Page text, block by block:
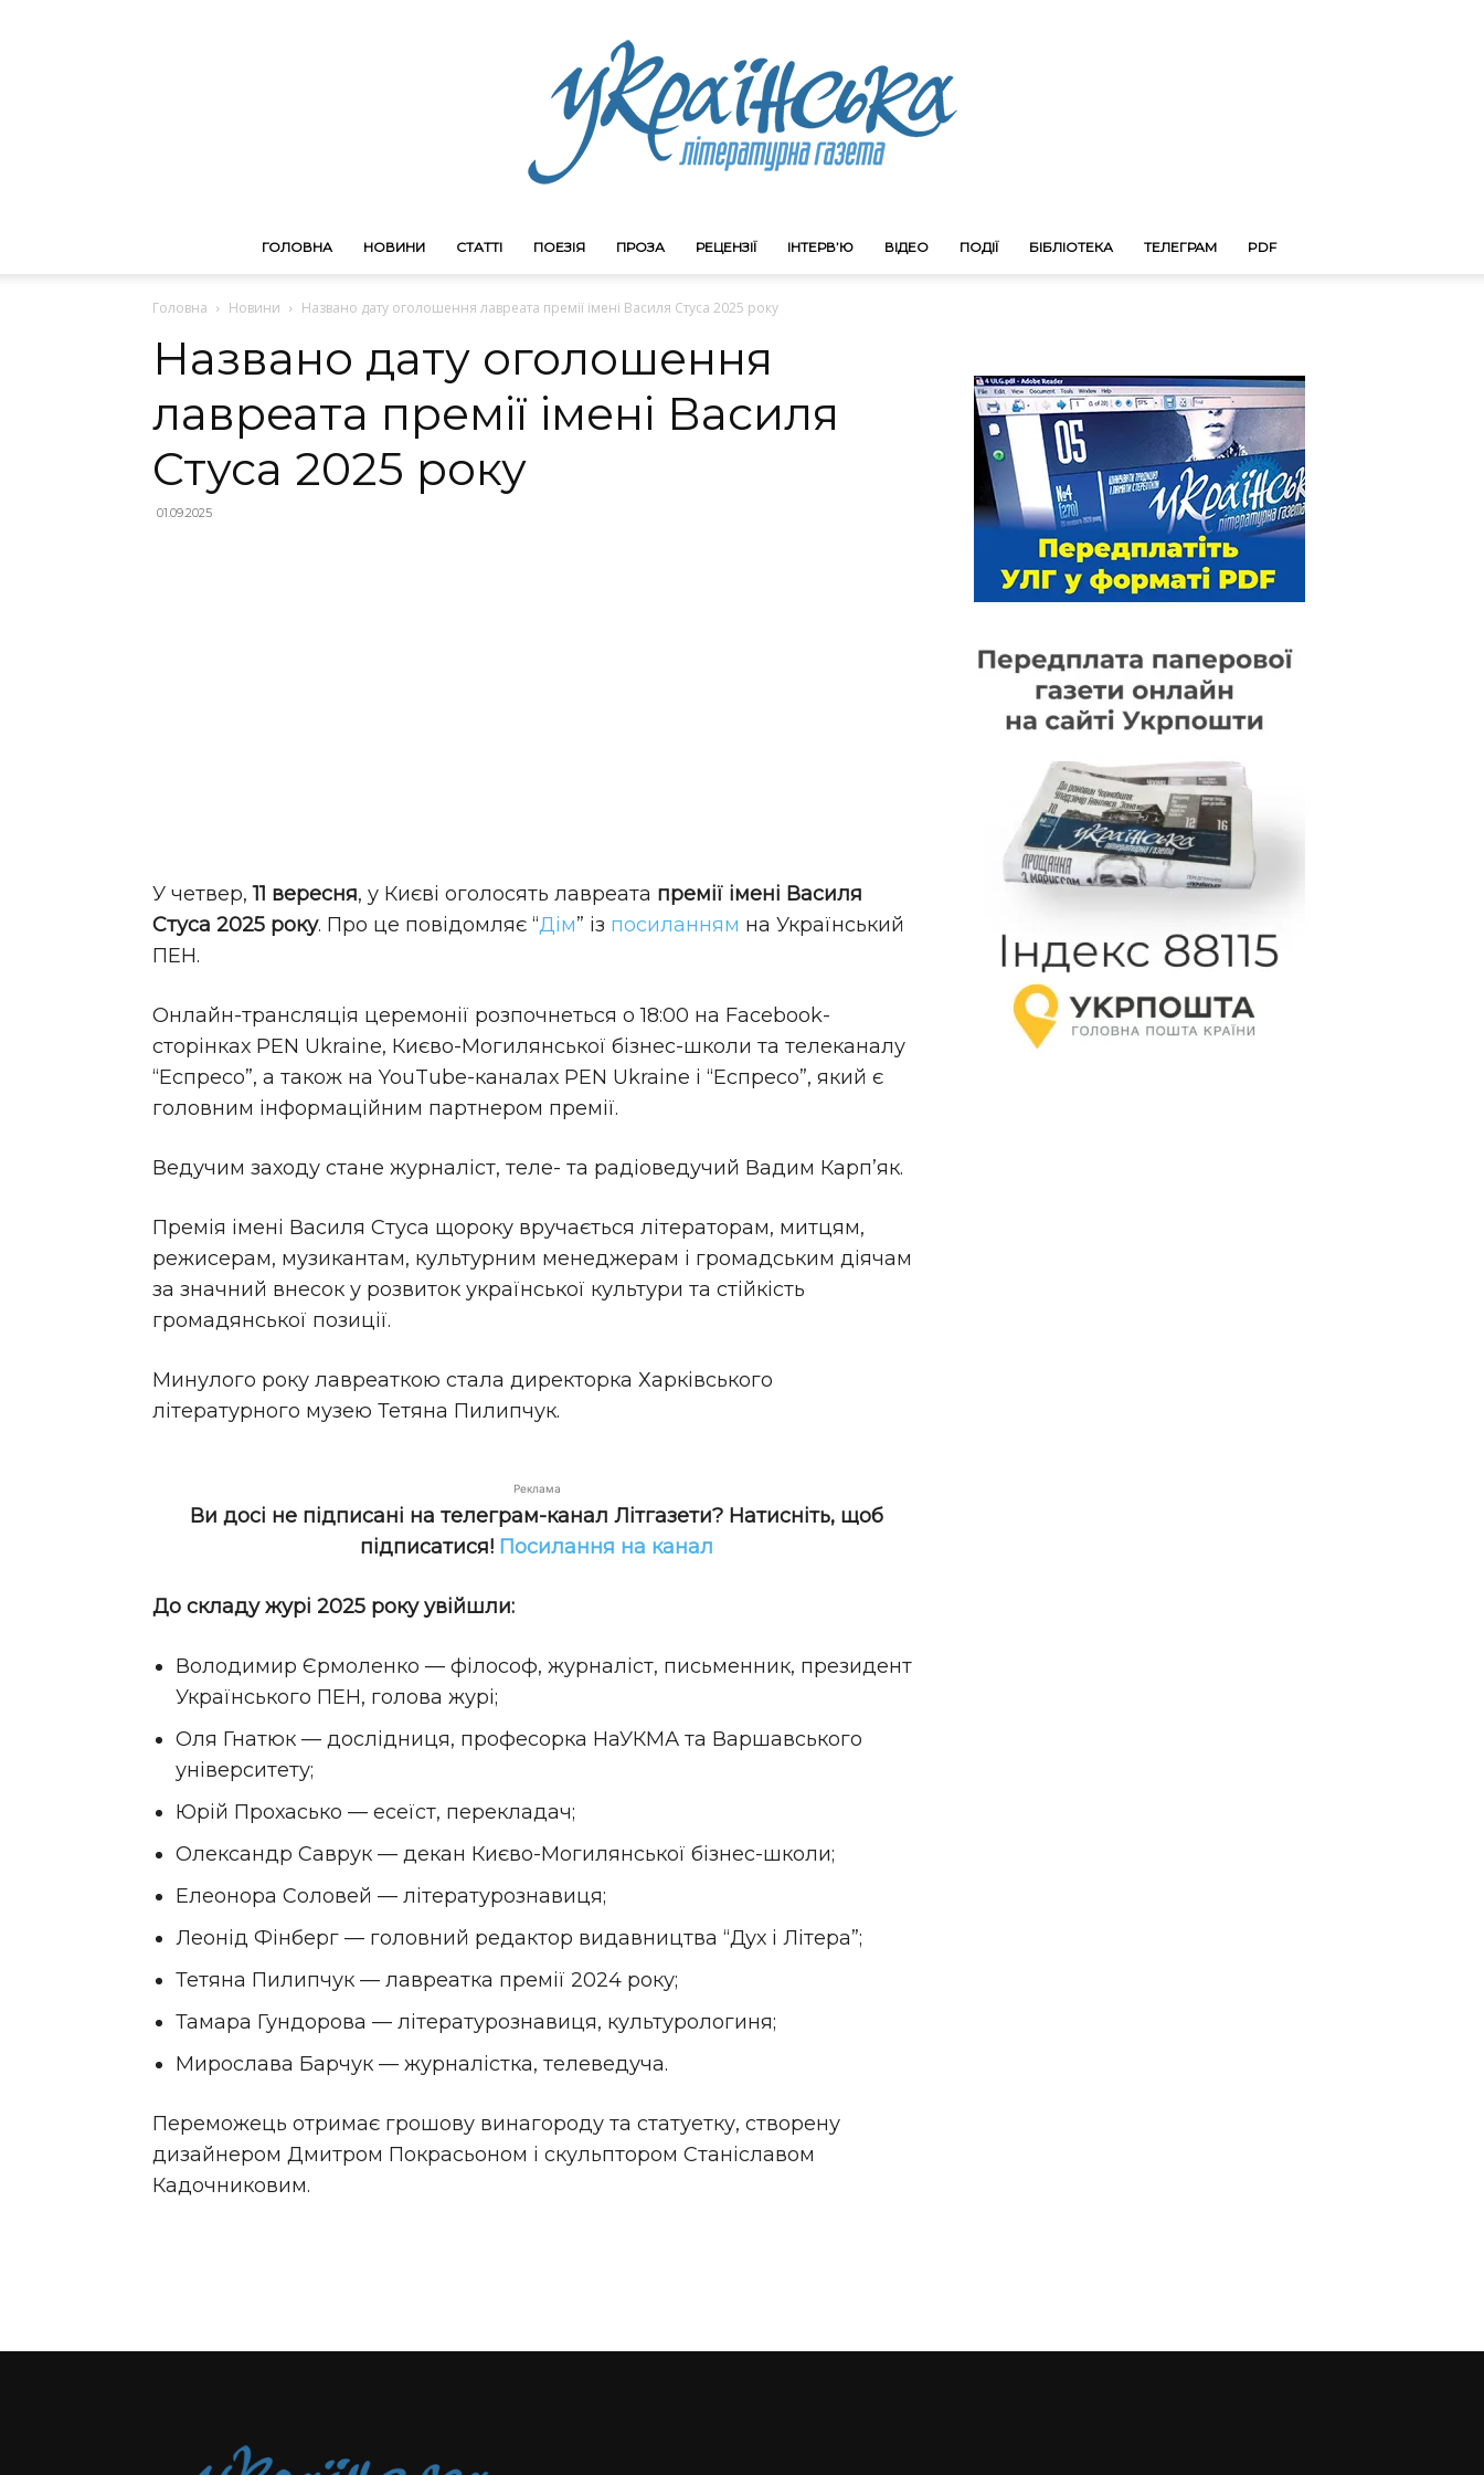
ГОЛОВНА НОВИНИ СТАТТІ ПОЕЗІЯ ПРОЗА РЕЦЕНЗІЇ ІНТЕРВ’Ю ВІДЕО ПОДІЇ БІБЛІОТЕКА ТЕЛЕГРАМ PDF
Головна Новини Названо дату оголошення лавреата премії імені Василя Стуса 2025 року
Названо дату оголошення
лавреата премії імені Василя
Стуса 2025 року
01.09.2025
У четвер,11 вересня, у Києві оголосять лавреата премії імені Василя
Стуса 2025 року. Про це повідомляє “Дім” із посиланням на Український
ПЕН.
Онлайн-трансляція церемонії розпочнеться о 18:00 на Facebook-
сторінках PEN Ukraine, Києво-Могилянської бізнес-школи та телеканалу
“Еспресо”, а також на YouTube-каналах PEN Ukraine і “Еспресо”, який є
головним інформаційним партнером премії.
Ведучим заходу стане журналіст, теле- та радіоведучий Вадим Карп’як.
Премія імені Василя Стуса щороку вручається літераторам, митцям,
режисерам, музикантам, культурним менеджерам і громадським діячам
за значний внесок у розвиток української культури та стійкість
громадянської позиції.
Минулого року лавреаткою стала директорка Харківського
літературного музею Тетяна Пилипчук.
Реклама
Ви досі не підписані на телеграм-канал Літгазети? Натисніть, щоб
підписатися! Посилання на канал
До складу журі 2025 року увійшли:
Володимир Єрмоленко — філософ, журналіст, письменник, президент
Українського ПЕН, голова журі;
Оля Гнатюк — дослідниця, професорка НаУКМА та Варшавського
університету;
Юрій Прохасько — есеїст, перекладач;
Олександр Саврук — декан Києво-Могилянської бізнес-школи;
Елеонора Соловей — літературознавиця;
Леонід Фінберг — головний редактор видавництва “Дух і Літера”;
Тетяна Пилипчук — лавреатка премії 2024 року;
Тамара Гундорова — літературознавиця, культурологиня;
Мирослава Барчук — журналістка, телеведуча.
Переможець отримає грошову винагороду та статуетку, створену
дизайнером Дмитром Покрасьоном і скульптором Станіславом
Кадочниковим.